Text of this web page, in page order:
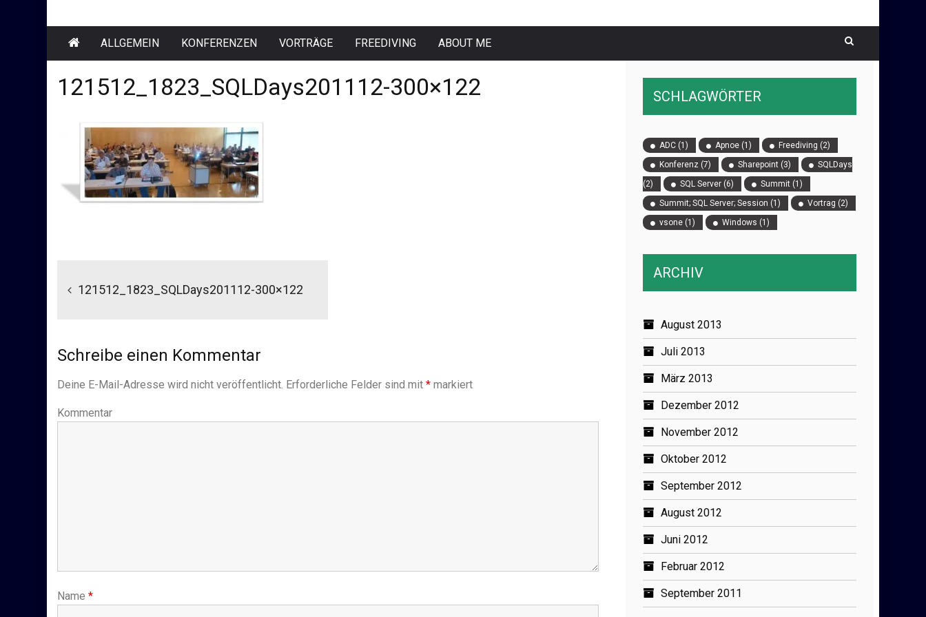
ALLGEMEIN KONFERENZEN VORTRÄGE FREEDIVING ABOUT ME
121512_1823_SQLDays201112-300×122
121512_1823_SQLDays201112-300×122
Schreibe einen Kommentar
Deine E-Mail-Adresse wird nicht veröffentlicht. Erforderliche Felder sind mit * markiert
Kommentar
Name *
SCHLAGWÖRTER
ADC (1) Apnoe (1) Freediving (2)
Konferenz (7) Sharepoint (3)
SQLDays
(2)
SQL Server (6) Summit (1)
Summit; SQL Server; Session (1) Vortrag (2)
vsone (1) Windows (1)
ARCHIV
August 2013
Juli 2013
März 2013
Dezember 2012
November 2012
Oktober 2012
September 2012
August 2012
Juni 2012
Februar 2012
September 2011